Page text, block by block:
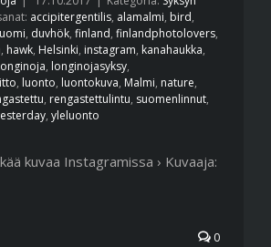
accipitergentilis, alamalmi, bird,
, duvhök, finland, finlandphotolovers,
, hawk, Helsinki, instagram, kanahaukka,
, longinojasyksy,
, luonto, luontokuva, Malmi, nature,
, rengastettulintu, suomenlinnut,
, yleluonto
kuvaa Instagramissa › Kuvaaja:
0